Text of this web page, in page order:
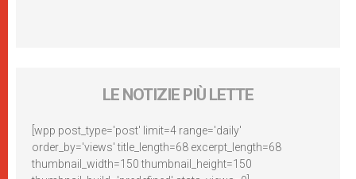
LE NOTIZIE PIÙ LETTE
[wpp post_type='post' limit=4 range='daily'
order_by='views' title_length=68 excerpt_length=68
thumbnail_width=150 thumbnail_height=150